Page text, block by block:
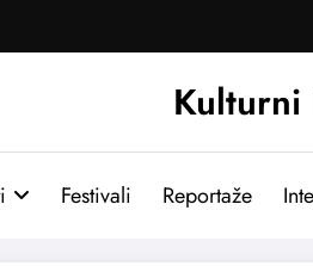
Kulturni
Festivali Reportaže